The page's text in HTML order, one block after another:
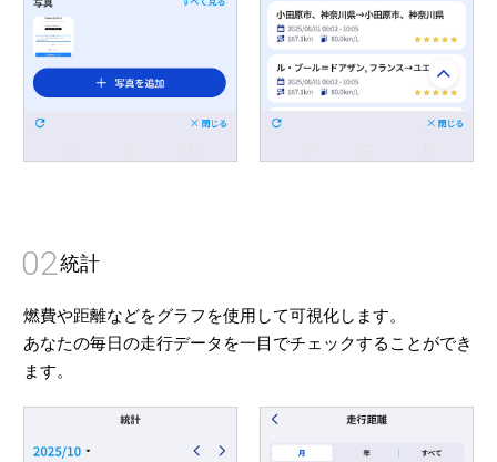
02統計
燃費や距離などをグラフを使用して可視化します。
あなたの毎日の走行データを一目でチェックすることができ
ます。